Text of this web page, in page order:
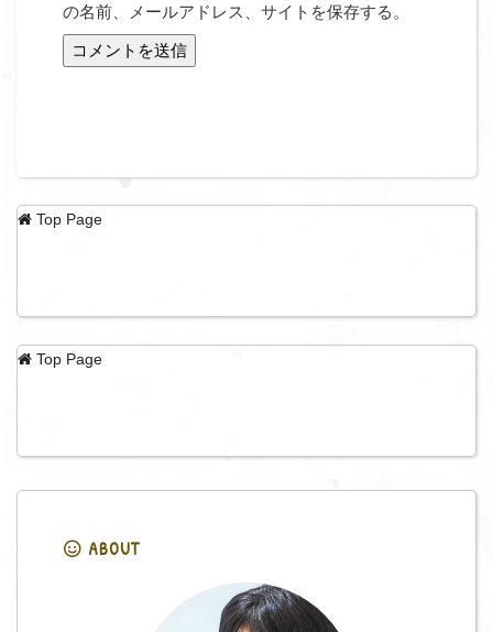
の名前、メールアドレス、サイトを保存する。
Top Page
Top Page
ABOUT